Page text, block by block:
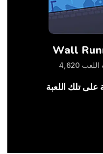
Wall
4,620
تلك اللعبة